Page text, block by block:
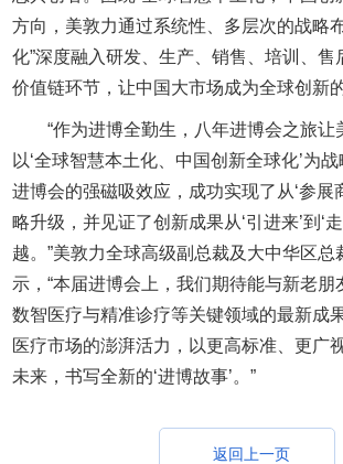
方向，美敦力通过系统性、多层次的战略
化”深度融入研发、生产、销售、培训、售
价值链环节，让中国大市场成为全球创新
“作为进博全勤生，八年进博会之旅让
以‘全球智慧本土化、中国创新全球化’为
进博会的强磁吸效应，成功实现了从‘参展
略升级，并见证了创新成果从‘引进来’到‘
越。”美敦力全球高级副总裁及大中华区总
示，“本届进博会上，我们期待能与新老朋
数智医疗与精准诊疗等关键领域的最新成
医疗市场的澎湃活力，以更高标准、更广
未来，书写全新的‘进博故事’。”
返回上一页